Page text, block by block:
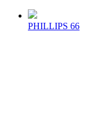
PHILLIPS 66